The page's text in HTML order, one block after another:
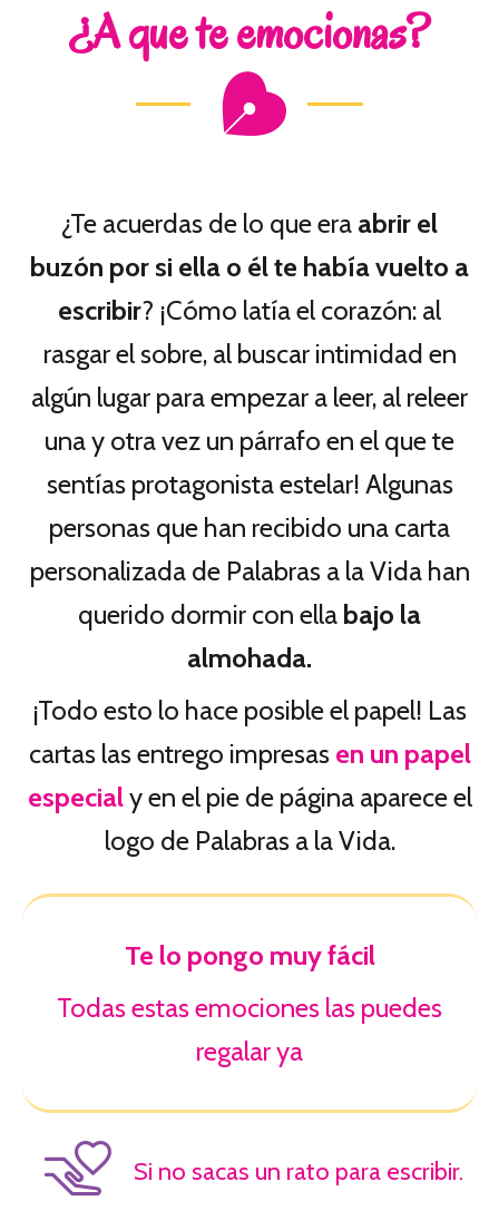
¿A que te emocionas?
¿Te acuerdas de lo que era abrir el
buzón por si ella o élte había vuelto a
escribir? ¡Cómo latía el corazón: al
rasgar el sobre, al buscar intimidad en
algún lugar para empezar a leer, al releer
una y otra vez un párrafo en el que te
sentías protagonista estelar! Algunas
personas que han recibido una carta
personalizada de Palabras a la Vida han
querido dormir con ella bajo la
almohada.
¡Todo esto lo hace posible el papel! Las
cartas las entrego impresas en un papel
especialy en el pie de página aparece el
logo de Palabras a la Vida.
Te lo pongo muy fácil
Todas estas emociones las puedes
regalar ya
Si no sacas un rato para escribir.